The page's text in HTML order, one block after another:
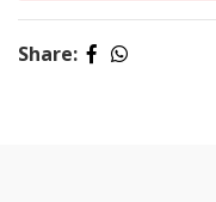
Share: